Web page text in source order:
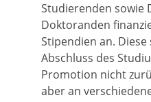
Studierenden sowie
Doktoranden
Stipendien an.
Abschluss des
Promotion nicht
aber an